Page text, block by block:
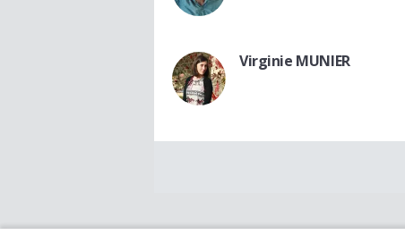
Virginie MUNIER